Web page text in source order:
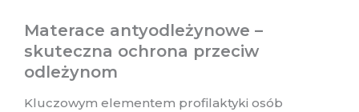
Materace antyodleżynowe –
skuteczna ochrona przeciw
odleżynom
Kluczowym elementem profilaktyki osób